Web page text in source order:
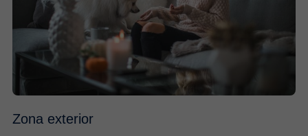
Zona exterior